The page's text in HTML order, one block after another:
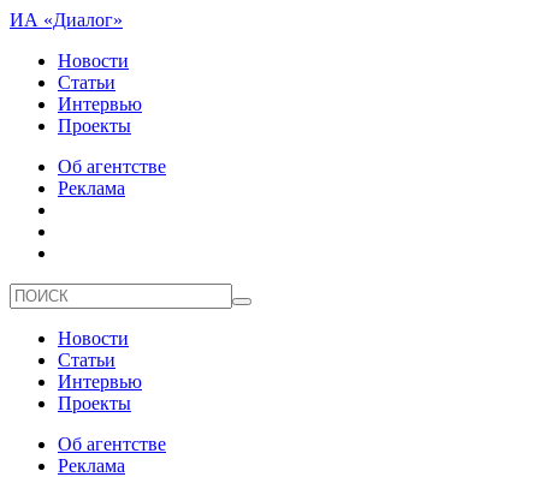
ИА «Диалог»
Новости
Статьи
Интервью
Проекты
Об агентстве
Реклама
Новости
Статьи
Интервью
Проекты
Об агентстве
Реклама